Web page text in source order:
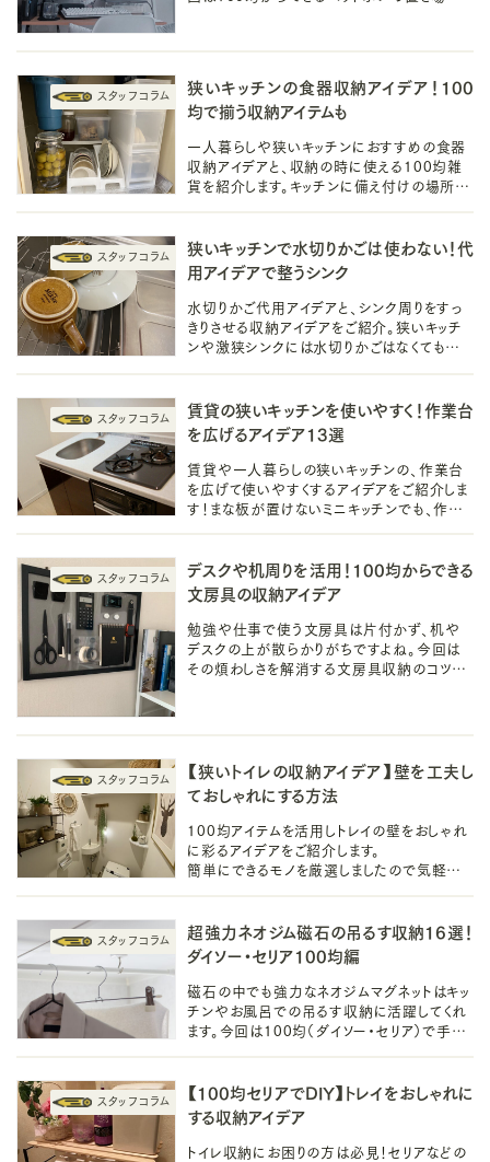
狭いキッチンの食器収納アイデア！100
均で揃う収納アイテムも
一人暮らしや狭いキッチンにおすすめの食器
収納アイデアと、収納の時に使える100均雑
貨を紹介します。キッチンに備え付けの場所を
狭いキッチンで水切りかごは使わない！代
用アイデアで整うシンク
水切りかご代用アイデアと、シンク周りをすっ
きりさせる収納アイデアをご紹介。狭いキッチ
ンや激狭シンクには水切りかごはなくても大
賃貸の狭いキッチンを使いやすく！作業台
を広げるアイデア13選
賃貸や一人暮らしの狭いキッチンの、作業台
を広げて使いやすくするアイデアをご紹介しま
す！まな板が置けないミニキッチンでも、作業
デスクや机周りを活用！100均からできる
文房具の収納アイデア
勉強や仕事で使う文房具は片付かず、机や
デスクの上が散らかりがちですよね。今回は
その煩わしさを解消する文房具収納のコツ
【狭いトイレの収納アイデア】壁を工夫し
ておしゃれにする方法
100均アイテムを活用しトレイの壁をおしゃれ
に彩るアイデアをご紹介します。
簡単にできるモノを厳選しましたので気軽に
楽しみましょう♪
超強力ネオジム磁石の吊るす収納16選！
ダイソー・セリア100均編
磁石の中でも強力なネオジムマグネットはキッ
チンやお風呂での吊るす収納に活躍してくれ
ます。今回は100均（ダイソー・セリア）で手に
【100均セリアでDIY】トレイをおしゃれに
する収納アイデア
トイレ収納にお困りの方は必見！セリアなどの